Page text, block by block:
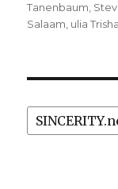
Tanenbaum
Salaam ulia